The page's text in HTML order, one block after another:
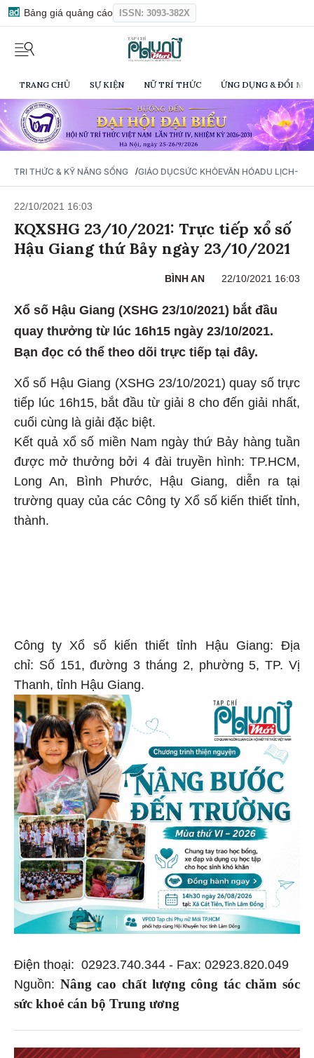
Bảng giá quảng cáo ISSN: 3093-382X
TRANG CHỦ SỰ KIỆN NỮ TRÍ THỨC ỨNG DỤNG & ĐỔI
TRI THỨC & KỸ NĂNG SỐNG /GIÁO DỤCSỨC KHỎEVĂN HÓADU LỊCH-
22/10/2021 16:03
KQXSHG 23/10/2021: Trực tiếp xổ số
Hậu Giang thứ Bảy ngày 23/10/2021
BÌNH AN 22/10/2021 16:03
Xổ số Hậu Giang (XSHG 23/10/2021) bắt đầu
quay thưởng từ lúc 16h15 ngày 23/10/2021.
Bạn đọc có thể theo dõi trực tiếp tại đây.
Xổ số Hậu Giang (XSHG 23/10/2021) quay số trực
tiếp lúc 16h15, bắt đầu từ giải 8 cho đến giải nhất,
cuối cùng là giải đặc biệt.
Kết quả xổ số miền Nam ngày thứ Bảy hàng tuần
được mở thưởng bởi 4 đài truyền hình: TP.HCM,
Long An, Bình Phước, Hậu Giang, diễn ra tại
trường quay của các Công ty Xổ số kiến thiết tỉnh,
thành.
Công ty Xổ số kiến thiết tỉnh Hậu Giang: Địa
chỉ: Số 151, đường 3 tháng 2, phường 5, TP. Vị
Thanh, tỉnh Hậu Giang.
Điện thoại: 02923.740.344 - Fax: 02923.820.049
Nguồn: Nâng cao chất lượng công tác chăm sóc
sức khoẻ cán bộ Trung ương